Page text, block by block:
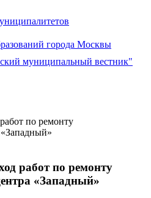
работ по ремонту
«Западный»